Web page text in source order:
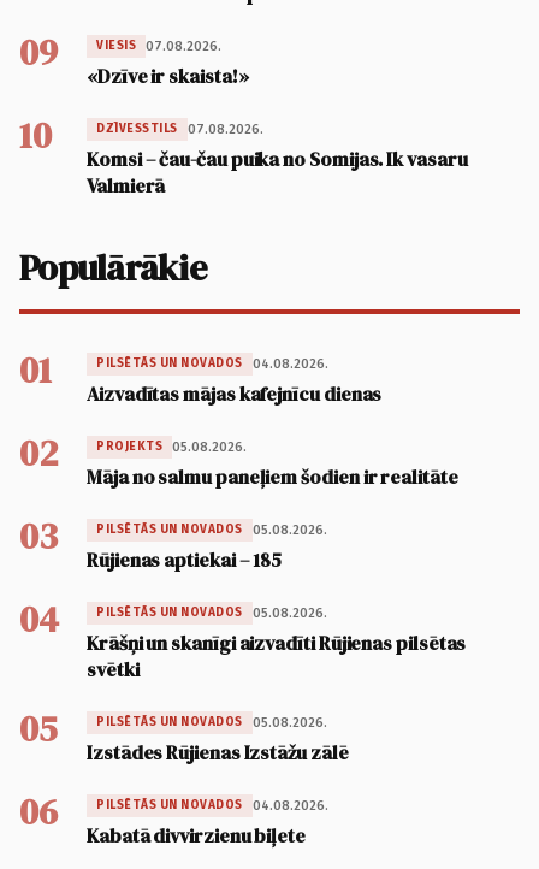
09 VIESIS 07.08.2026.
«Dzīve ir skaista!»
10 DZĪVESSTILS 07.08.2026.
Komsi – čau-čau puika no Somijas. Ik vasaru
Valmierā
Populārākie
01 PILSĒTĀS UN NOVADOS 04.08.2026.
Aizvadītas mājas kafejnīcu dienas
02 PROJEKTS 05.08.2026.
Māja no salmu paneļiem šodien ir realitāte
03 PILSĒTĀS UN NOVADOS 05.08.2026.
Rūjienas aptiekai – 185
04 PILSĒTĀS UN NOVADOS 05.08.2026.
Krāšņi un skanīgi aizvadīti Rūjienas pilsētas
svētki
05 PILSĒTĀS UN NOVADOS 05.08.2026.
Izstādes Rūjienas Izstāžu zālē
06 PILSĒTĀS UN NOVADOS 04.08.2026.
Kabatā divvirzienu biļete